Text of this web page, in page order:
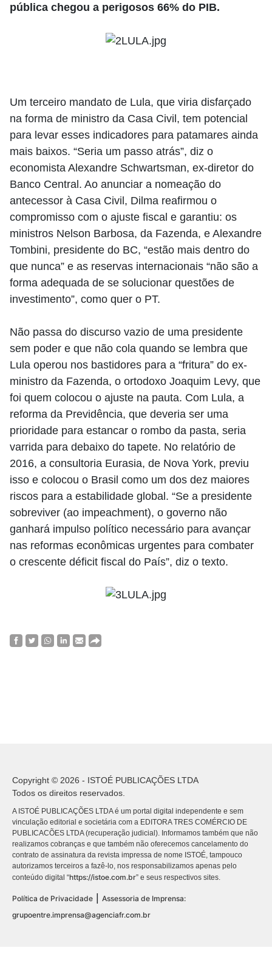
pública chegou a perigosos 66% do PIB.
Um terceiro mandato de Lula, que viria disfarçado
na forma de ministro da Casa Civil, tem potencial
para levar esses indicadores para patamares ainda
mais baixos. “Seria um passo atrás”, diz o
economista Alexandre Schwartsman, ex-diretor do
Banco Central. Ao anunciar a nomeação do
antecessor à Casa Civil, Dilma reafirmou o
compromisso com o ajuste fiscal e garantiu: os
ministros Nelson Barbosa, da Fazenda, e Alexandre
Tombini, presidente do BC, “estão mais dentro do
que nunca” e as reservas internacionais “não são a
forma adequada de se solucionar questões de
investimento”, como quer o PT.
Não passa do discurso vazio de uma presidente
sem poder e que não cola quando se lembra que
Lula operou nos bastidores para a “fritura” do ex-
ministro da Fazenda, o ortodoxo Joaquim Levy, que
foi quem colocou o ajuste na pauta. Com Lula, a
reforma da Previdência, que deveria ser uma
prioridade para estancar o rombo da pasta, seria
varrida para debaixo do tapete. No relatório de
2016, a consultoria Eurasia, de Nova York, previu
isso e colocou o Brasil como um dos dez maiores
riscos para a estabilidade global. “Se a presidente
sobreviver (ao impeachment), o governo não
ganhará impulso político necessário para avançar
nas reformas econômicas urgentes para combater
o crescente déficit fiscal do País”, diz o texto.
Copyright © 2026 - ISTOÉ PUBLICAÇÕES LTDA
Todos os direitos reservados.
A ISTOÉ PUBLICAÇÕES LTDA é um portal digital independente e sem
vinculação editorial e societária com a EDITORA TRES COMÉRCIO DE
PUBLICACÕES LTDA (recuperação judicial). Informamos também que não
realizamos cobranças e que também não oferecemos cancelamento do
contrato de assinatura da revista impressa de nome ISTOÉ, tampouco
autorizamos terceiros a fazê-lo, nos responsabilizamos apenas pelo
conteúdo digital “https://istoe.com.br” e seus respectivos sites.
Política de Privacidade
Assessoria de Imprensa:
grupoentre.imprensa@agenciafr.com.br